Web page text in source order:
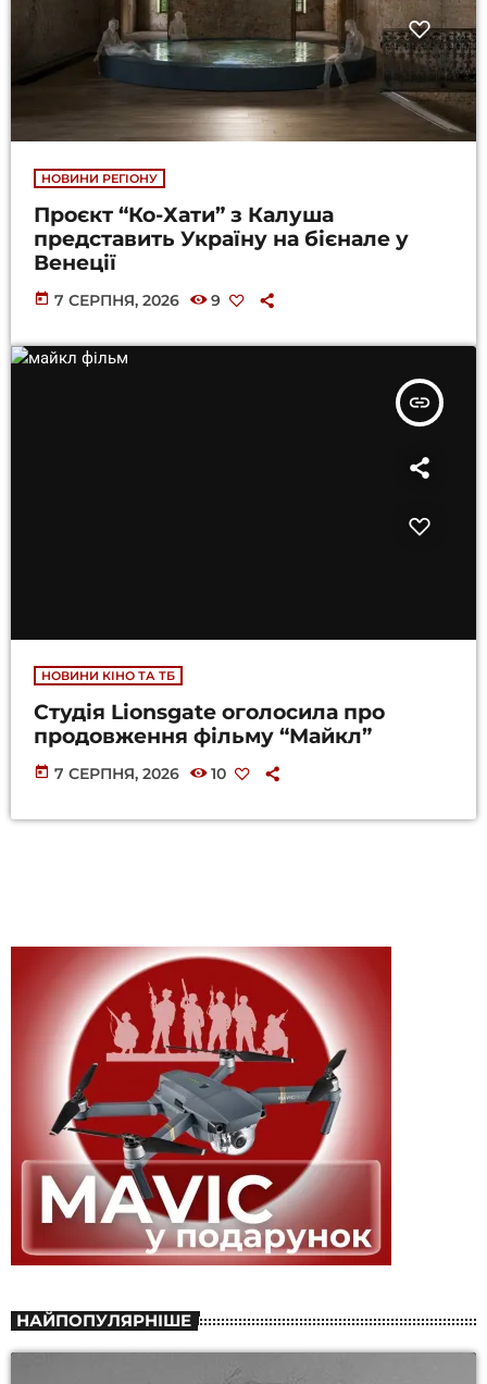
НОВИНИ РЕГІОНУ
Проєкт “Ко-Хати” з Калуша
представить Україну на бієнале у
Венеції
today 7 СЕРПНЯ, 2026 9
insert_link
НОВИНИ КІНО ТА ТБ
Студія Lionsgate оголосила про
продовження фільму “Майкл”
today 7 СЕРПНЯ, 2026 10
НАЙПОПУЛЯРНІШЕ